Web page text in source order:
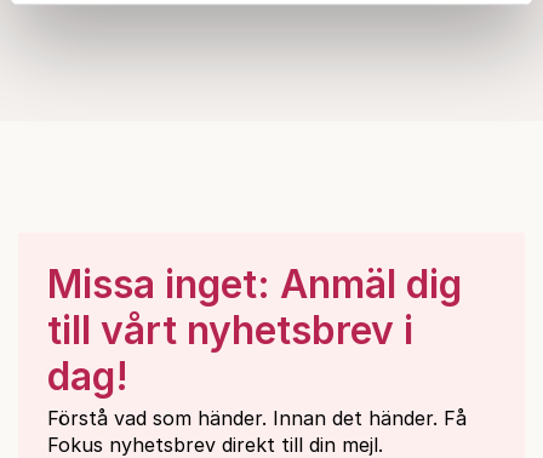
Dessa kan i sin tur kombinera informationen med annan
Missa inget: Anmäl dig
till vårt nyhetsbrev i
dag!
Förstå vad som händer. Innan det händer. Få
Fokus nyhetsbrev direkt till din mejl.